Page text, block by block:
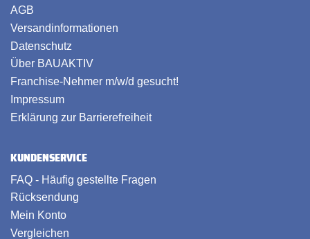
AGB
Versandinformationen
Datenschutz
Über BAUAKTIV
Franchise-Nehmer m/w/d gesucht!
Impressum
Erklärung zur Barrierefreiheit
KUNDENSERVICE
FAQ - Häufig gestellte Fragen
Rücksendung
Mein Konto
Vergleichen